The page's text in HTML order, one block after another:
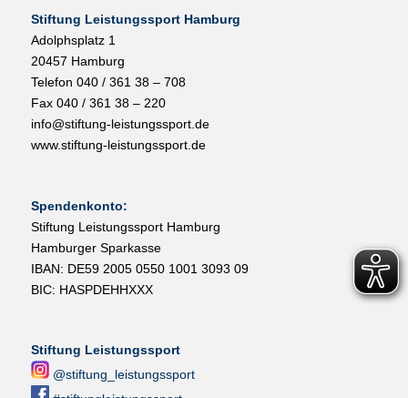
Stiftung Leistungssport Hamburg
Adolphsplatz 1
20457 Hamburg
Telefon 040 / 361 38 – 708
Fax 040 / 361 38 – 220
info@stiftung-leistungssport.de
www.stiftung-leistungssport.de
Spendenkonto:
Stiftung Leistungssport Hamburg
Hamburger Sparkasse
IBAN: DE59 2005 0550 1001 3093 09
BIC: HASPDEHHXXX
Stiftung Leistungssport
@stiftung_leistungssport